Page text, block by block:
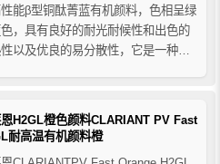
能β型铜酞菁蓝有机颜料，色相呈绿
，具有良好的耐光耐候性和出色的
以及优良的易分散性，它是一种多
纤维、PET纤维、PA纤维、PAN纤
H2GL橙色颜料CLARIANT PV Fast
耐高温有机颜料橙